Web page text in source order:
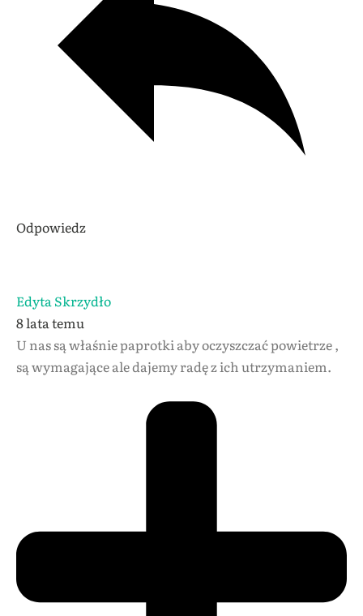
Odpowiedz
Edyta Skrzydło
8 lata temu
U nas są właśnie paprotki aby oczyszczać powietrze ,
są wymagające ale dajemy radę z ich utrzymaniem.